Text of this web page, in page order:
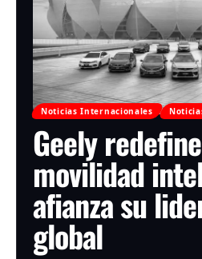
Noticias Internacionales
Geely
movilidad
afianza su
global